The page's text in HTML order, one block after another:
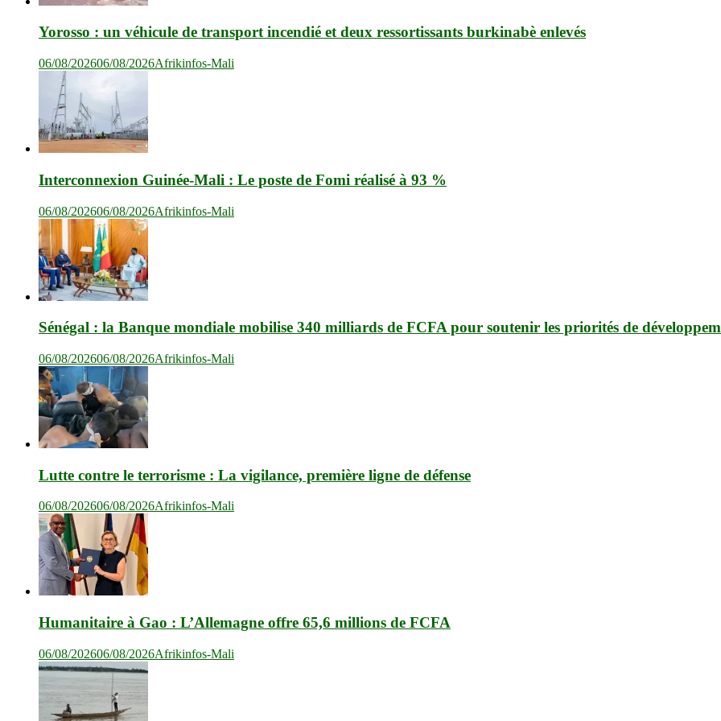
Yorosso : un véhicule de transport incendié et deux ressortissants burkinabè enlevés
06/08/202606/08/2026Afrikinfos-Mali
Interconnexion Guinée-Mali : Le poste de Fomi réalisé à 93 %
06/08/202606/08/2026Afrikinfos-Mali
Sénégal : la Banque mondiale mobilise 340 milliards de FCFA pour soutenir les priorités de
06/08/202606/08/2026Afrikinfos-Mali
Lutte contre le terrorisme : La vigilance, première ligne de défense
06/08/202606/08/2026Afrikinfos-Mali
Humanitaire à Gao : L’Allemagne offre 65,6 millions de FCFA
06/08/202606/08/2026Afrikinfos-Mali